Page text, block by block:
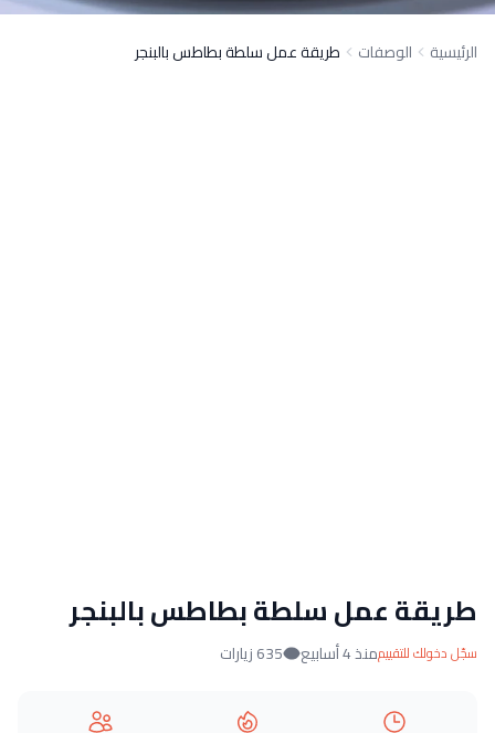
الرئيسية الوصفات طريقة عمل سلطة بطاطس بالبنجر
طريقة عمل سلطة بطاطس بالبنجر
سجّل دخولك للتقييممنذ 4 أسابيع 635 زيارات